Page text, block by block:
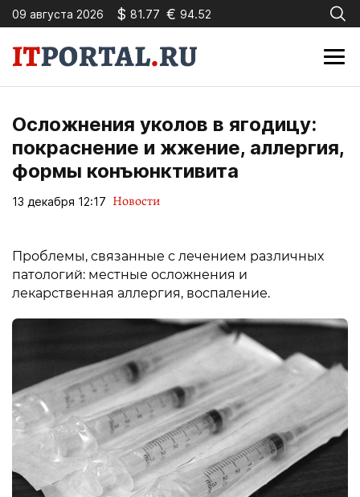
09 августа 2026 $ 81.77 € 94.52
Осложнения уколов в ягодицу:
покраснение и жжение, аллергия,
формы конъюнктивита
13 декабря 12:17 Новости
Проблемы, связанные с лечением различных
патологий: местные осложнения и
лекарственная аллергия, воспаление.